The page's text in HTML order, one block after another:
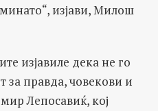
изјави, Милош
изјавиле дека не го
за правда, човекови и
Лепосавиќ, кој